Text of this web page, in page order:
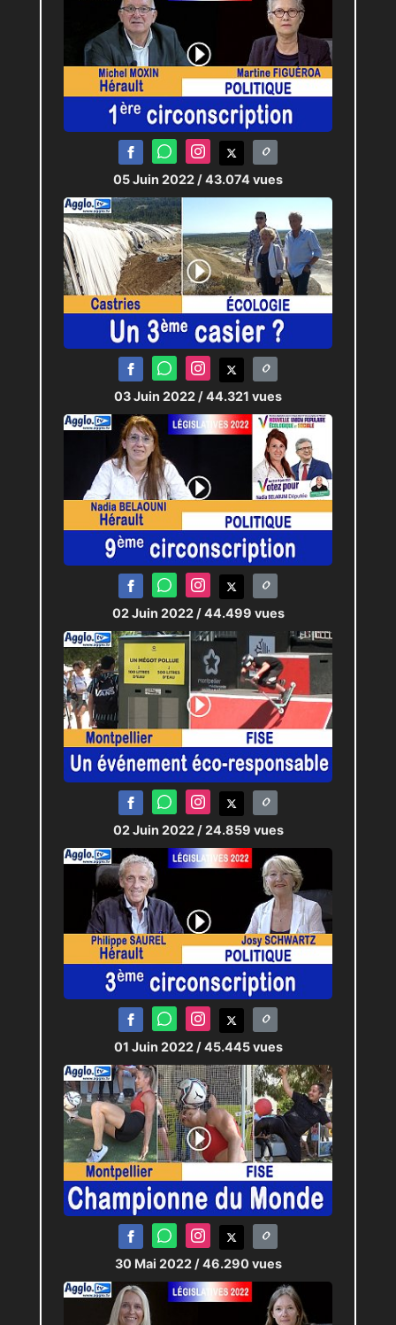
05 Juin 2022 / 43.074 vues
03 Juin 2022 / 44.321 vues
02 Juin 2022 / 44.499 vues
02 Juin 2022 / 24.859 vues
01 Juin 2022 / 45.445 vues
30 Mai 2022 / 46.290 vues